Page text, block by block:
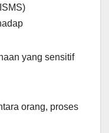
yang sensitif
orang, proses